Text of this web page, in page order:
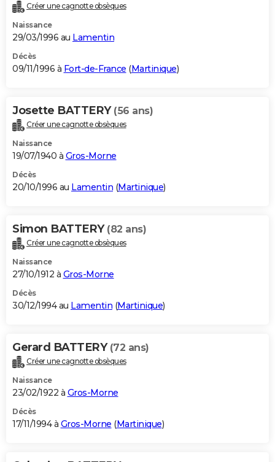
Créer une cagnotte obsèques
Naissance
29/03/1996 au Lamentin
Décès
09/11/1996 à Fort-de-France (Martinique)
Josette BATTERY (56 ans)
Créer une cagnotte obsèques
Naissance
19/07/1940 à Gros-Morne
Décès
20/10/1996 au Lamentin (Martinique)
Simon BATTERY (82 ans)
Créer une cagnotte obsèques
Naissance
27/10/1912 à Gros-Morne
Décès
30/12/1994 au Lamentin (Martinique)
Gerard BATTERY (72 ans)
Créer une cagnotte obsèques
Naissance
23/02/1922 à Gros-Morne
Décès
17/11/1994 à Gros-Morne (Martinique)